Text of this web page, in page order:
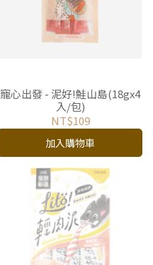
寵心出發 - 泥好!鮭山島(18gx4
入/包)
NT$109
加入購物車